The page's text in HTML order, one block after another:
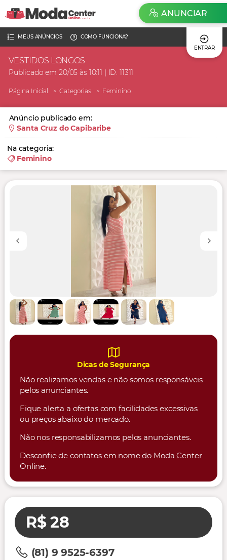
MEUS ANÚNCIOS
COMO FUNCIONA?
ENTRAR
ANUNCIAR
VESTIDOS LONGOS
Publicado em 20/05 às 10:11 | ID. 11311
Página Inicial Categorias Feminino
Anúncio publicado em:
Santa Cruz do Capibaribe
Na categoria:
Feminino
Dicas de Segurança
Não realizamos vendas e não somos responsáveis
pelos anunciantes.
Fique alerta a ofertas com facilidades excessivas
ou preços abaixo do mercado.
Não nos responsabilizamos pelos anunciantes.
Desconfie de contatos em nome do Moda Center
Online.
R$ 28
(81) 9 9525-6397